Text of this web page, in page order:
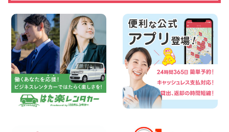
2026年08月06日
横浜弥生台店限定!!夏季特別キャンペーン
のお知らせ!! 神奈川県 横浜弥生台店
100円レンタカー 横浜弥生台
2026年08月06日
ハイエースワゴンGL!!クルーズコントロ
ールが付いている〜!! 福島県 福島笹木野
店
100円レンタカー 福島笹木野
2026年08月05日
★S660 作業紹介★ 三重県 四日市インタ